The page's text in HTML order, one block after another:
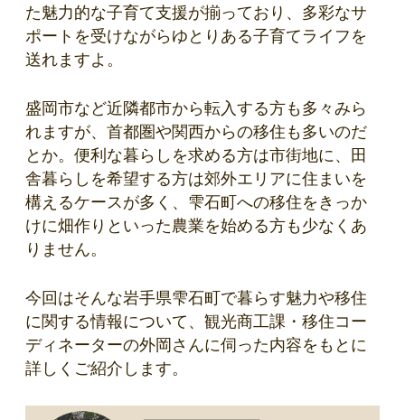
た魅力的な子育て支援が揃っており、多彩なサ
ポートを受けながらゆとりある子育てライフを
送れますよ。
盛岡市など近隣都市から転入する方も多々みら
れますが、首都圏や関西からの移住も多いのだ
とか。便利な暮らしを求める方は市街地に、田
舎暮らしを希望する方は郊外エリアに住まいを
構えるケースが多く、雫石町への移住をきっか
けに畑作りといった農業を始める方も少なくあ
りません。
今回はそんな岩手県雫石町で暮らす魅力や移住
に関する情報について、観光商工課・移住コー
ディネーターの外岡さんに伺った内容をもとに
詳しくご紹介します。